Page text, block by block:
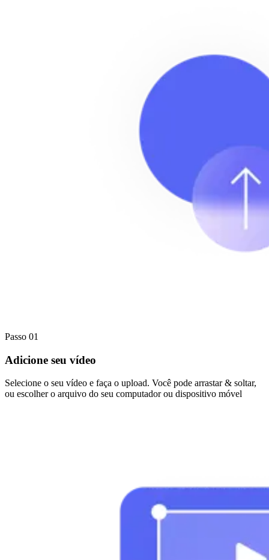
Passo 01
Adicione seu vídeo
Selecione o seu vídeo e faça o upload. Você pode arrastar & soltar,
ou escolher o arquivo do seu computador ou dispositivo móvel